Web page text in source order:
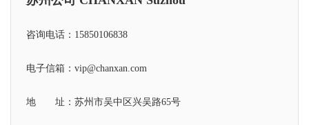
咨询电话：15850106838
电子信箱：vip@chanxan.com
地 址：苏州市吴中区兴吴路65号